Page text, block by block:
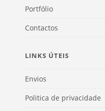
Portfólio
Contactos
LINKS ÚTEIS
Envios
Politica de privacidade